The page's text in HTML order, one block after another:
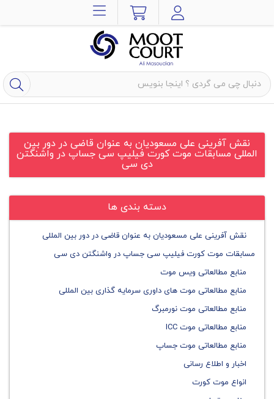
نقش آفرینی علی مسعودیان به عنوان قاضی در دور بین
المللی مسابقات موت کورت فیلیپ سی جساپ در واشنگتن
دی سی
دسته بندی ها
نقش آفرینی علی مسعودیان به عنوان قاضی در دور بین المللی
مسابقات موت کورت فیلیپ سی جساپ در واشنگتن دی سی
منابع مطالعاتی ویس موت
منابع مطالعاتی موت های داوری سرمایه گذاری بین المللی
منابع مطالعاتی موت نورمبرگ
منابع مطالعاتی موت ICC
منابع مطالعاتی موت جساپ
اخبار و اطلاع رسانی
انواع موت کورت